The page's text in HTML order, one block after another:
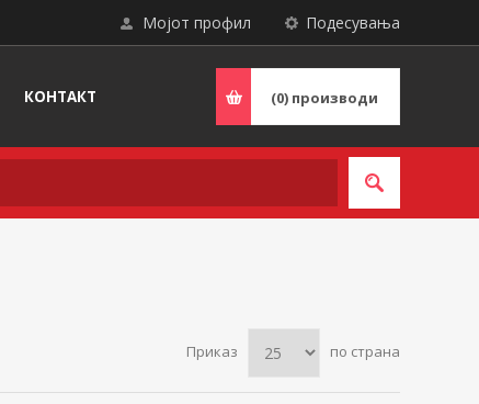
Подесувања
Мојот профил
КОНТАКТ (0) производи
Приказ по страна